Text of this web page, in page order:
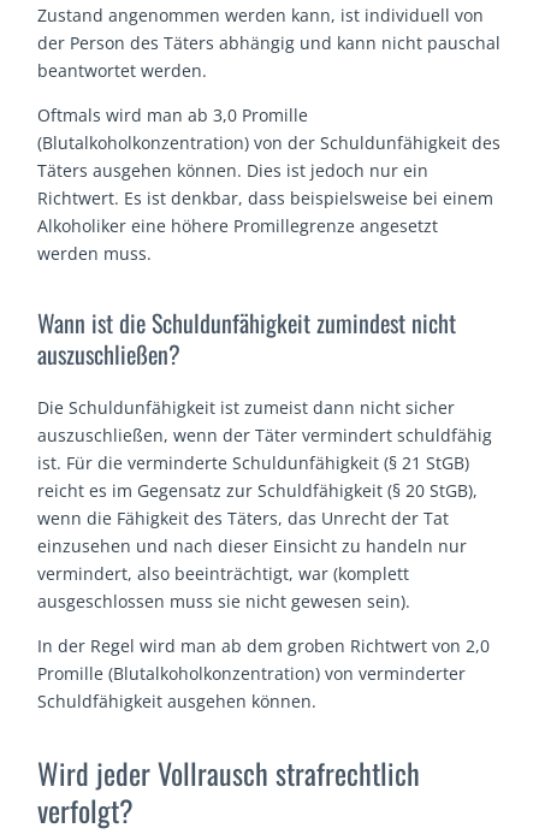
Zustand angenommen werden kann, ist individuell von
der Person des Täters abhängig und kann nicht pauschal
beantwortet werden.
Oftmals wird man ab 3,0 Promille
(Blutalkoholkonzentration) von der Schuldunfähigkeit des
Täters ausgehen können. Dies ist jedoch nur ein
Richtwert. Es ist denkbar, dass beispielsweise bei einem
Alkoholiker eine höhere Promillegrenze angesetzt
werden muss.
Wann ist die Schuldunfähigkeit zumindest nicht
auszuschließen?
Die Schuldunfähigkeit ist zumeist dann nicht sicher
auszuschließen, wenn der Täter vermindert schuldfähig
ist. Für die verminderte Schuldunfähigkeit (§ 21 StGB)
reicht es im Gegensatz zur Schuldfähigkeit (§ 20 StGB),
wenn die Fähigkeit des Täters, das Unrecht der Tat
einzusehen und nach dieser Einsicht zu handeln nur
vermindert, also beeinträchtigt, war (komplett
ausgeschlossen muss sie nicht gewesen sein).
In der Regel wird man ab dem groben Richtwert von 2,0
Promille (Blutalkoholkonzentration) von verminderter
Schuldfähigkeit ausgehen können.
Wird jeder Vollrausch strafrechtlich
verfolgt?